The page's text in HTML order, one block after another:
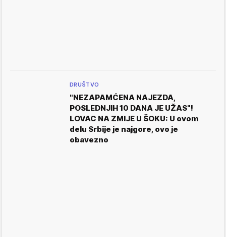
DRUŠTVO
"NEZAPAMĆENA NAJEZDA,
POSLEDNJIH 10 DANA JE UŽAS"!
LOVAC NA ZMIJE U ŠOKU: U ovom
delu Srbije je najgore, ovo je
obavezno